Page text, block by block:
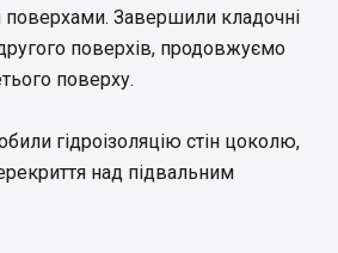
поверхами. Завершили кладочні
поверхів, продовжуємо
поверху.
гідроізоляцію стін цоколю,
над підвальним